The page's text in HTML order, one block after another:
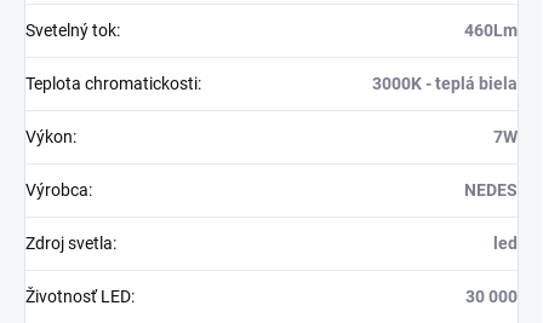
Svetelný tok: 460Lm
Teplota chromatickosti: 3000K - teplá biela
Výkon: 7W
Výrobca: NEDES
Zdroj svetla: led
Životnosť LED: 30 000